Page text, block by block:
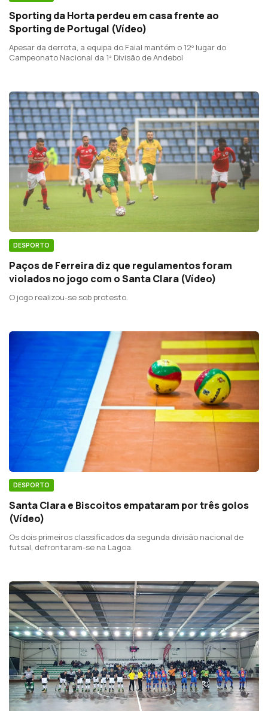
Sporting da Horta perdeu em casa frente ao
Sporting de Portugal (Vídeo)
Apesar da derrota, a equipa do Faial mantém o 12º lugar do
Campeonato Nacional da 1ª Divisão de Andebol
DESPORTO
Paços de Ferreira diz que regulamentos foram
violados no jogo com o Santa Clara (Vídeo)
O jogo realizou-se sob protesto.
DESPORTO
Santa Clara e Biscoitos empataram por três golos
(Vídeo)
Os dois primeiros classificados da segunda divisão nacional de
futsal, defrontaram-se na Lagoa.